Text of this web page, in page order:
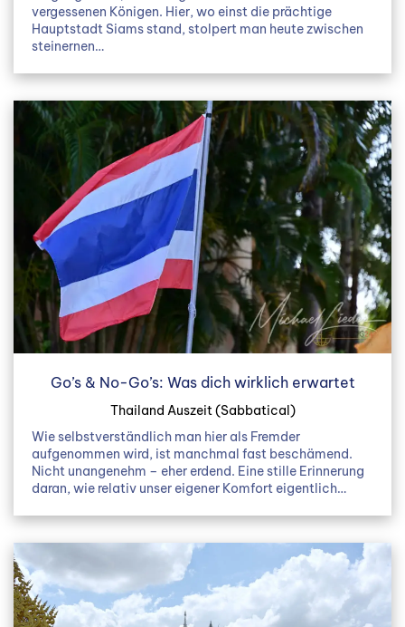
vergessenen Königen. Hier, wo einst die prächtige
Hauptstadt Siams stand, stolpert man heute zwischen
steinernen…
Go’s & No-Go’s: Was dich wirklich erwartet
Thailand Auszeit (Sabbatical)
Wie selbstverständlich man hier als Fremder
aufgenommen wird, ist manchmal fast beschämend.
Nicht unangenehm – eher erdend. Eine stille Erinnerung
daran, wie relativ unser eigener Komfort eigentlich…